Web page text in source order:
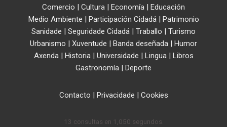
Comercio | Cultura | Economía | Educación
Medio Ambiente | Participación Cidadá| Patrimonio
Sanidade | Seguridade Cidadá | Traballo | Turismo
Urbanismo | Xuventude | Banda deseñada | Humor
Axenda| Historia| Universidade | Lingua| Libros
Gastronomía | Deporte
Contacto | Privacidade | Cookies
13 consultas en 1,050 segundos.